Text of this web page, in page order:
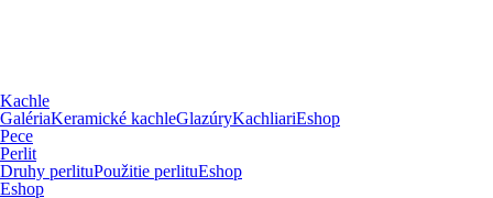
Kachle
GalériaKeramické kachleGlazúryKachliariEshop
Pece
Perlit
Druhy perlituPoužitie perlituEshop
Eshop